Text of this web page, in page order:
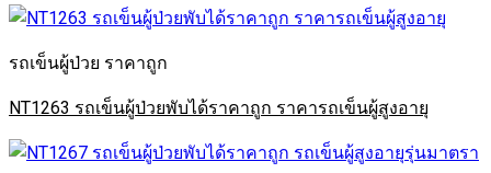
รถเข็นผู้ป่วย ราคาถูก
NT1263 รถเข็นผู้ป่วยพับได้ราคาถูก ราคารถเข็นผู้สูงอายุ